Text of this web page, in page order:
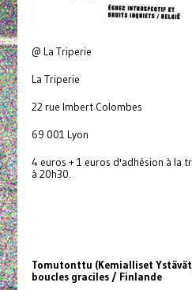
@ La Triperie
La Triperie
22 rue Imbert Colombes
69 001 Lyon
4 euros + 1 euros d'adhésion à la
à 20h30.
Tomutonttu (Kemialliset
boucles graciles / Finlande